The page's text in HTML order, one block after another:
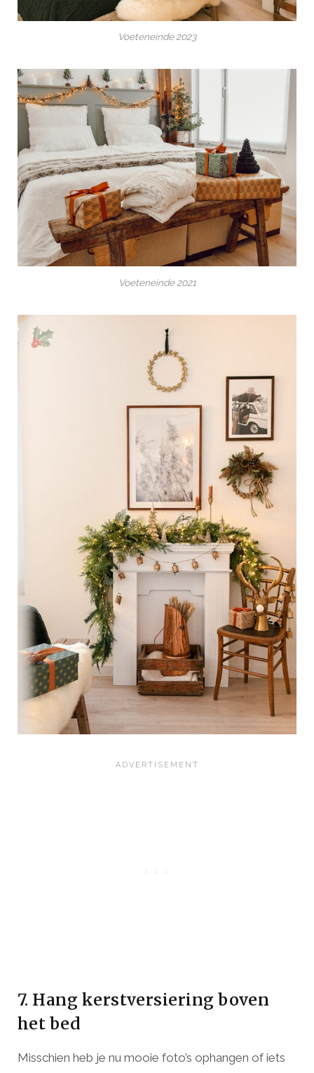
Voeteneinde 2023
Voeteneinde 2021
7. Hang kerstversiering boven
het bed
Misschien heb je nu mooie foto’s ophangen of iets